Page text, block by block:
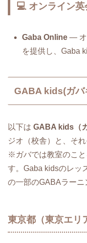
💻 オンライン
Gaba Online — オ
を提供し、Gaba
GABA kids(ガバ
以下は GABA kids（
ジオ（校舎）と、そ
※ガバでは教室のこと
す。Gaba kidsのレッ
の一部のGABAラーニ
東京都（東京エリ